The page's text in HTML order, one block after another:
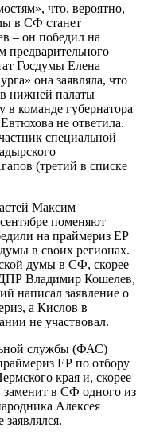
что, вероятно,
в СФ станет
– он победил на
предварительного
Госдумы Елена
она заявляла, что
нижней палаты
в команде губернатора
не ответила.
специальной
(третий в списке
Максим
поменяют
на праймериз ЕР
в своих регионах.
думы в СФ, скорее
Владимир Кошелев,
написал заявление о
а Кислов в
не участвовал.
службы (ФАС)
ЕР по отбору
края и, скорее
заменит в СФ одного из
Алексея